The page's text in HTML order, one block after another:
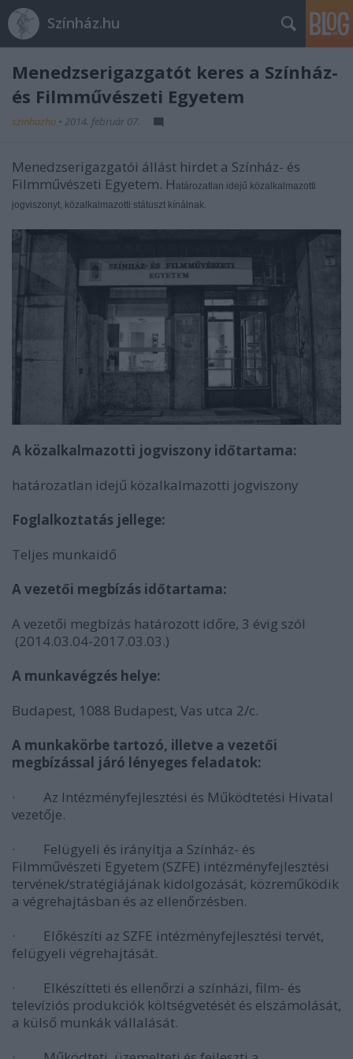
Színház.hu
Menedzserigazgatót keres a Színház-
és Filmművészeti Egyetem
szinhazhu • 2014. február 07.
Menedzserigazgatói állást hirdet a Színház- és
Filmművészeti Egyetem. H atározatlan idejű közalkalmazotti
jogviszonyt, közalkalmazotti státuszt kínálnak.
A közalkalmazotti jogviszony időtartama:
határozatlan idejű közalkalmazotti jogviszony
Foglalkoztatás jellege:
Teljes munkaidő
A vezetői megbízás időtartama:
A vezetői megbízás határozott időre, 3 évig szól
(2014.03.04-2017.03.03.)
A munkavégzés helye:
Budapest, 1088 Budapest, Vas utca 2/c.
A munkakörbe tartozó, illetve a vezetői
megbízással járó lényeges feladatok:
· Az Intézményfejlesztési és Működtetési Hivatal
vezetője.
· Felügyeli és irányítja a Színház- és
Filmművészeti Egyetem (SZFE) intézményfejlesztési
tervének/stratégiájának kidolgozását, közreműködik
a végrehajtásban és az ellenőrzésben.
· Előkészíti az SZFE intézményfejlesztési tervét,
felügyeli végrehajtását.
· Elkészítteti és ellenőrzi a színházi, film- és
televíziós produkciók költségvetését és elszámolását,
a külső munkák vállalását.